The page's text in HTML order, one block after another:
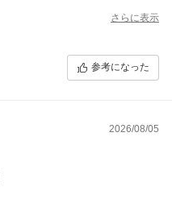
さらに表示
参考になった
2026/08/05